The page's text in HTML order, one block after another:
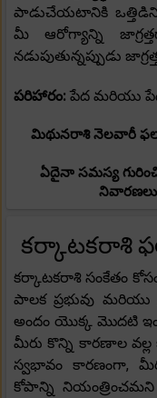
పాడుచేయటానికి ఒత్తిడిని
మీ ఆరోగ్యాన్ని
నడుపుతున్నప్పుడు
పరిహారం: పేద మరియు
మిథునరాశి నెలవారీ
ఏదైనా సమస్య
కర్కాటకరాశి
కర్కాటకరాశి సంకేతం
పాలక ప్రభువు మరియు
అందం యొక్క మొదటి
మీరు కొన్ని కారణాల
స్వభావం కారణంగా,
కోపాన్ని